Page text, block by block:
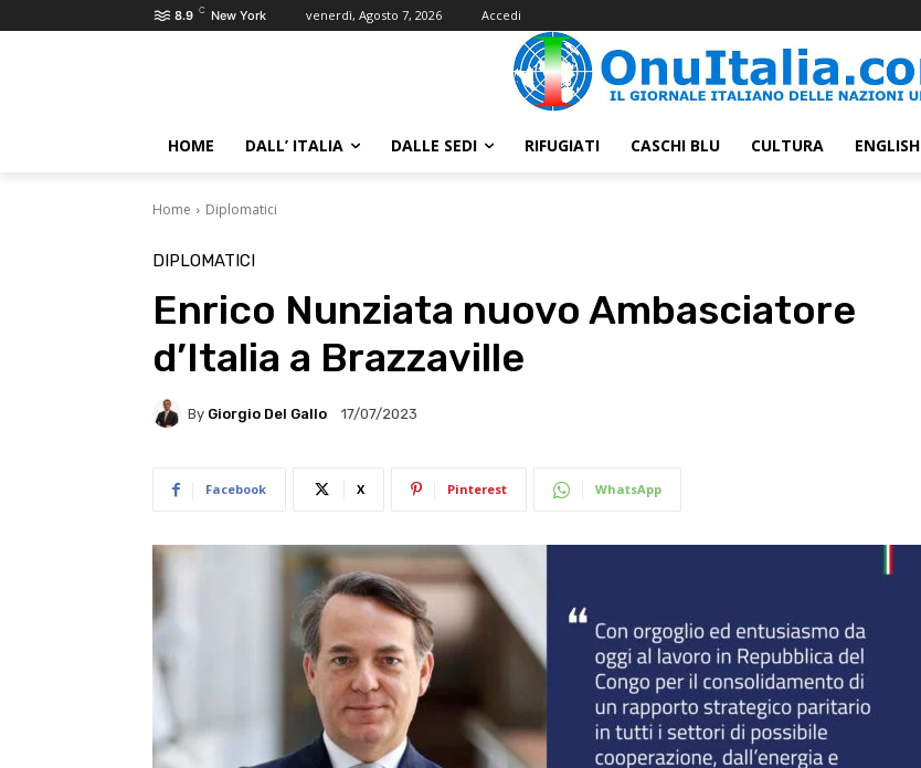
8.9 C New York venerdì, Agosto 7, 2026 Accedi
HOME DALL’ ITALIA DALLE SEDI RIFUGIATI CASCHI BLU CULTURA ENGLISH
Home Diplomatici
DIPLOMATICI
Enrico Nunziata nuovo Ambasciatore
d’Italia a Brazzaville
By Giorgio Del Gallo 17/07/2023
Facebook X Pinterest WhatsApp